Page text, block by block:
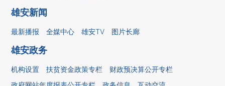
雄安新闻
最新播报 全媒中心 雄安TV 图片长廊
雄安政务
机构设置 扶贫资金政策专栏
财政预决算公开专栏